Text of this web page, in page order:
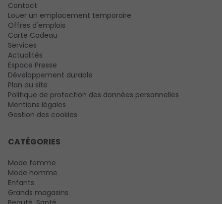
Contact
Louer un emplacement temporaire
Offres d'emplois
Carte Cadeau
Services
Actualités
Espace Presse
Développement durable
Plan du site
Politique de protection des données personnelles
Mentions légales
Gestion des cookies
CATÉGORIES
Mode femme
Mode homme
Enfants
Grands magasins